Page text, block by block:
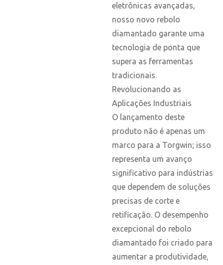
eletrônicas avançadas,
nosso novo rebolo
diamantado garante uma
tecnologia de ponta que
supera as ferramentas
tradicionais.
Revolucionando as
Aplicações Industriais
O lançamento deste
produto não é apenas um
marco para a Torgwin; isso
representa um avanço
significativo para indústrias
que dependem de soluções
precisas de corte e
retificação. O desempenho
excepcional do rebolo
diamantado foi criado para
aumentar a produtividade,